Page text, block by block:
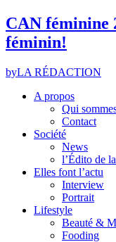
CAN féminine
féminin!
byLA RÉDACTION
A propos
Qui
Contact
Société
News
l’Édito de
Elles font l’actu
Interview
Portrait
Lifestyle
Beauté &
Fooding